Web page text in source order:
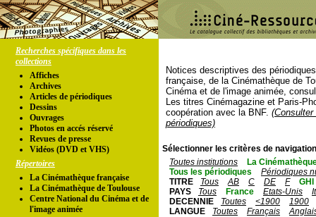
Recherches spécifiques dans les
collections
Affiches
Archives
Articles de périodiques
Dessins
Ouvrages
Photos en accés réservé
Revues de presse
Vidéos (DVD et VHS)
Répertoires
La Cinémathèque française
La Cinémathèque de Toulouse
Centre National du Cinéma et de
l'image animée
Notices descriptives des
française, de la Cinémathèque de
Cinéma et de l'image animée,
Les titres Cinémagazine et Paris-
coopération avec la BNF.
périodiques)
Sélectionner les critères de
Toutes institutions
La
Tous les périodiques
Périodiques
TITRE
Tous AB C DE F
GHI
PAYS
Tous France Etats-Unis
DECENNIE
Toutes <1900
1900
LANGUE
Toutes Français